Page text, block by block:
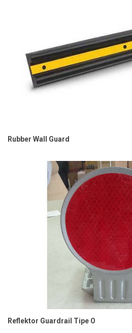
Rubber Wall Guard
Reflektor Guardrail Tipe O